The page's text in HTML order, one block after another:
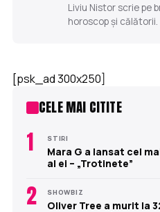
Liviu Nistor scrie pe
horoscop și călătorii.
[psk_ad 300x250]
CELE MAI CITITE
1 STIRI
Mara G a lansat cel
al ei – „Trotinete”
2 SHOWBIZ
Oliver Tree a murit la